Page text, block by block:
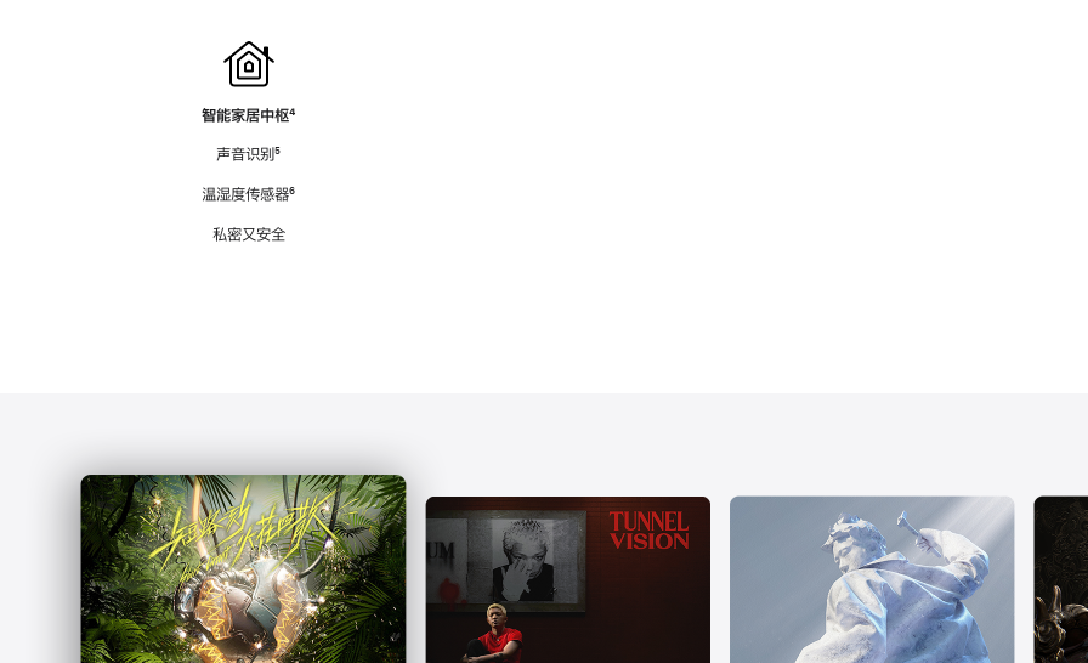
智能家居中枢脚
⁴
声音识别脚
⁵
温湿度传感器脚
⁶
私密又安全